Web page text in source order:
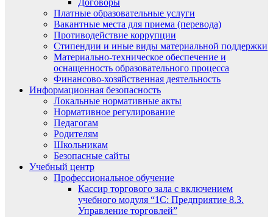
Договоры
Платные образовательные услуги
Вакантные места для приема (перевода)
Противодействие коррупции
Стипендии и иные виды материальной поддержки
Материально-техническое обеспечение и
оснащенность образовательного процесса
Финансово-хозяйственная деятельность
Информационная безопасность
Локальные нормативные акты
Нормативное регулирование
Педагогам
Родителям
Школьникам
Безопасные сайты
Учебный центр
Профессиональное обучение
Кассир торгового зала с включением
учебного модуля “1С: Предприятие 8.3.
Управление торговлей”